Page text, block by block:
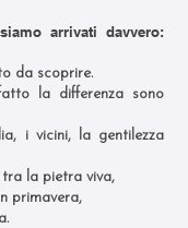
arrivati davvero:
da scoprire.
la differenza sono
i vicini, la gentilezza
la pietra viva,
primavera,